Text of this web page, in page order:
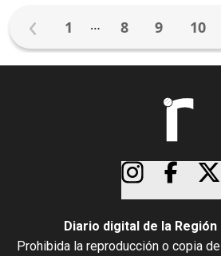
1 … 8 9 10
Diario digital de la Región
Prohibida la reproducción o copia